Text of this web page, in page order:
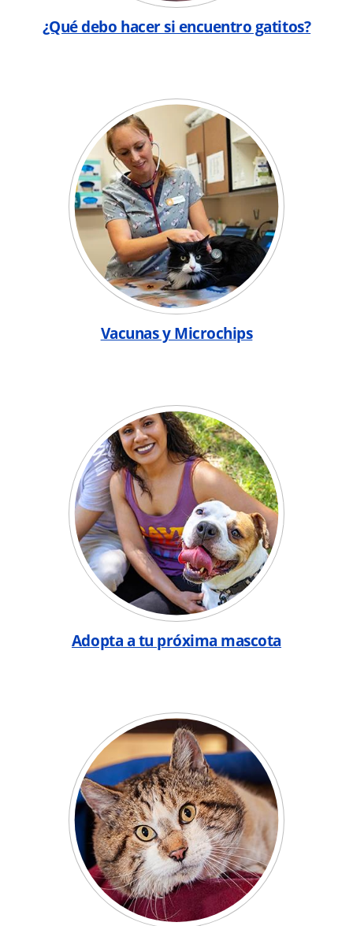
¿Qué debo hacer si encuentro gatitos?
Vacunas y Microchips
Adopta a tu próxima mascota